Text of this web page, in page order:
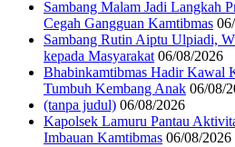
Sambang Malam Jadi Langkah
Cegah Gangguan Kamtibmas
Sambang Rutin Aiptu Ulpiadi,
kepada Masyarakat 06/08/2026
Bhabinkamtibmas Hadir Kawal
Tumbuh Kembang Anak 06/08/
(tanpa judul) 06/08/2026
Kapolsek Lamuru Pantau
Imbauan Kamtibmas 06/08/2026